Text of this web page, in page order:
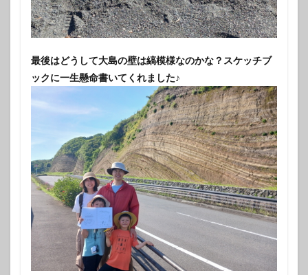
最後はどうして大島の壁は縞模様なのかな？スケッチブ
ックに一生懸命書いてくれました♪